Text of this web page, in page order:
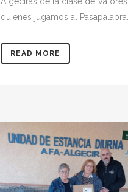
quienes jugamos al Pasapalabra.
READ MORE